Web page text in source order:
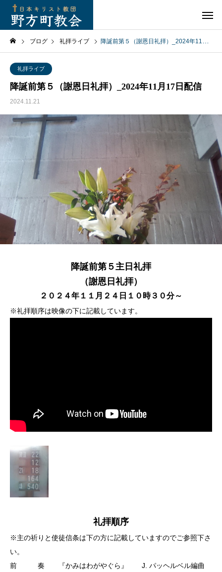
ブログ 礼拝ライブ 降誕前第５（謝恩日礼拝）_2024年11月17日配信
礼拝ライブ
降誕前第５（謝恩日礼拝）_2024年11月17日配信
2024.11.21
降誕前第５主日礼拝
（謝恩日礼拝）
２０２４年１１月２４日１０時３０分～
※礼拝順序は映像の下に記載しています。
礼拝順序
※主の祈りと使徒信条は下の方に記載していますのでご参照下さ
い。
前 奏 『かみはわがやぐら』 J. パッヘルベル編曲